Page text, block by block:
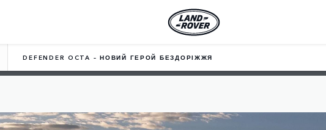
DEFENDER OCTA – НОВИЙ ГЕРОЙ БЕЗДОРІЖЖЯ